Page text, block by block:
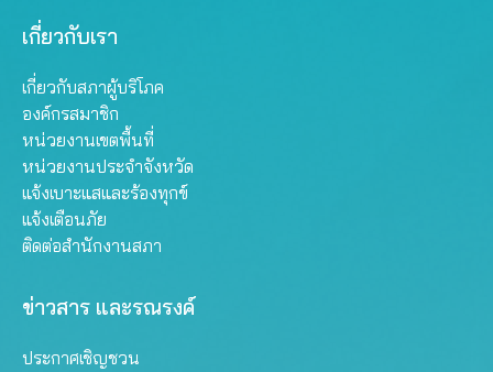
เกี่ยวกับเรา
เกี่ยวกับสภาผู้บริโภค
องค์กรสมาชิก
หน่วยงานเขตพื้นที่
หน่วยงานประจำจังหวัด
แจ้งเบาะแสและร้องทุกข์
แจ้งเตือนภัย
ติดต่อสำนักงานสภา
ข่าวสาร และรณรงค์
ประกาศเชิญชวน